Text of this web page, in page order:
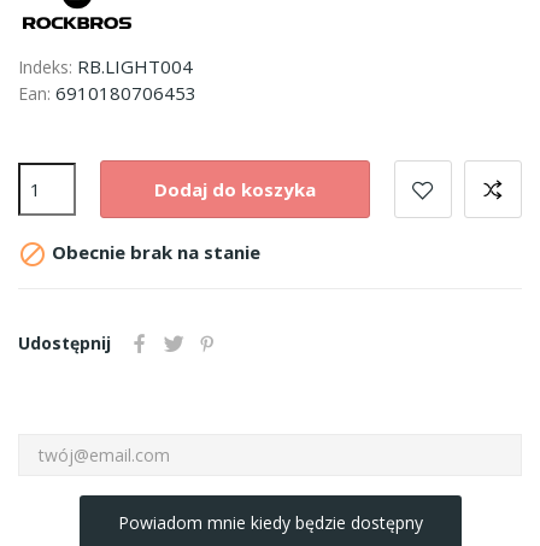
Indeks: RB.LIGHT004
Ean: 6910180706453
Dodaj do koszyka
 Obecnie brak na stanie
Udostępnij
Powiadom mnie kiedy będzie dostępny